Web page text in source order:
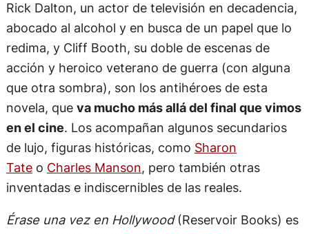
Rick Dalton, un actor de televisión en decadencia,
abocado al alcohol y en busca de un papel que lo
redima, y Cliff Booth, su doble de escenas de
acción y heroico veterano de guerra (con alguna
que otra sombra), son los antihéroes de esta
novela, que va mucho más allá del final que vimos
en el cine. Los acompañan algunos secundarios
de lujo, figuras históricas, como Sharon
Tateo Charles Manson, pero también otras
inventadas e indiscernibles de las reales.
Érase una vez en Hollywood (Reservoir Books) es